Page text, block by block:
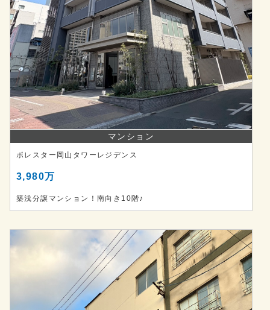
マンション
ポレスター岡山タワーレジデンス
3,980万
築浅分譲マンション！南向き10階♪